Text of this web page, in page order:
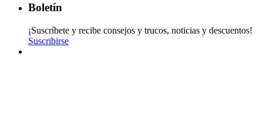
Boletín
¡Suscríbete y recibe consejos y trucos, noticias y descuentos!
Suscribirse